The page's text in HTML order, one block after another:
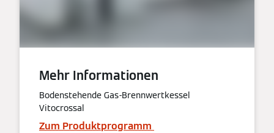
Mehr Informationen
Bodenstehende Gas-Brennwertkessel
Vitocrossal
Zum Produktprogramm